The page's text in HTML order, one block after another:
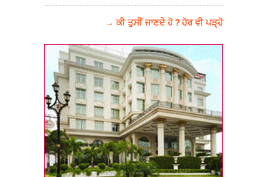
→ ਕੀ ਤੁਸੀਂ ਜਾਣਦੇ ਹੋ ? ਹੋਰ ਵੀ ਪੜ੍ਹੋ